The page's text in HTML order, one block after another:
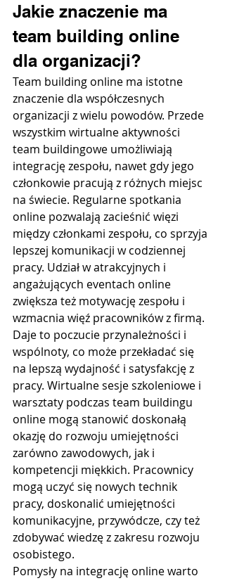
Jakie znaczenie ma
team building online
dla organizacji?
Team building online ma istotne
znaczenie dla współczesnych
organizacji z wielu powodów. Przede
wszystkim wirtualne aktywności
team buildingowe umożliwiają
integrację zespołu, nawet gdy jego
członkowie pracują z różnych miejsc
na świecie. Regularne spotkania
online pozwalają zacieśnić więzi
między członkami zespołu, co sprzyja
lepszej komunikacji w codziennej
pracy. Udział w atrakcyjnych i
angażujących eventach online
zwiększa też motywację zespołu i
wzmacnia więź pracowników z firmą.
Daje to poczucie przynależności i
wspólnoty, co może przekładać się
na lepszą wydajność i satysfakcję z
pracy. Wirtualne sesje szkoleniowe i
warsztaty podczas team buildingu
online mogą stanowić doskonałą
okazję do rozwoju umiejętności
zarówno zawodowych, jak i
kompetencji miękkich. Pracownicy
mogą uczyć się nowych technik
pracy, doskonalić umiejętności
komunikacyjne, przywódcze, czy też
zdobywać wiedzę z zakresu rozwoju
osobistego.
Pomysły na integrację online warto